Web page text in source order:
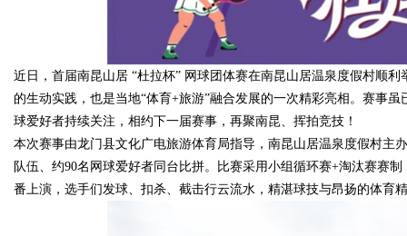
ar
近日，首届南昆山居 “杜拉杯” 网球团体赛在南昆山居温泉度假村顺
的生动实践，也是当地“体育+旅游”融合发展的一次精彩亮相。赛事
球爱好者持续关注，相约下一届赛事，再聚南昆、挥拍竞技！
本次赛事由龙门县文化广电旅游体育局指导，南昆山居温泉度假村主
队伍、约90名网球爱好者同台比拼。比赛采用小组循环赛+淘汰赛赛
番上演，选手们发球、扣杀、截击行云流水，精湛球技与昂扬的体育